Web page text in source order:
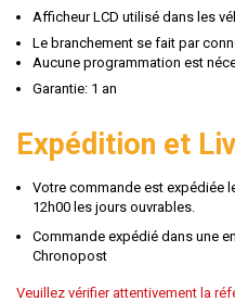
Afficheur LCD utilisé dans les
Le branchement se fait par
Aucune programmation est
Garantie: 1 an
Expédition et
Votre commande est expédiée
12h00 les jours ouvrables.
Commande expédié dans une
Chronopost
Veuillez vérifier attentivement la